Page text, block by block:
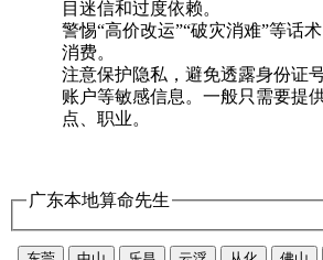
目迷信和过度依赖。
警惕“高价改运”“破灾消难”等话
消费。
注意保护隐私，避免透露身份证
账户等敏感信息。一般只需要提
点、职业。
广东本地算命先生